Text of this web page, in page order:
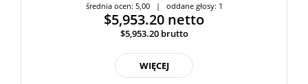
średnia ocen: 5,00 | oddane głosy: 1
$5,953.20 netto
$5,953.20 brutto
WIĘCEJ